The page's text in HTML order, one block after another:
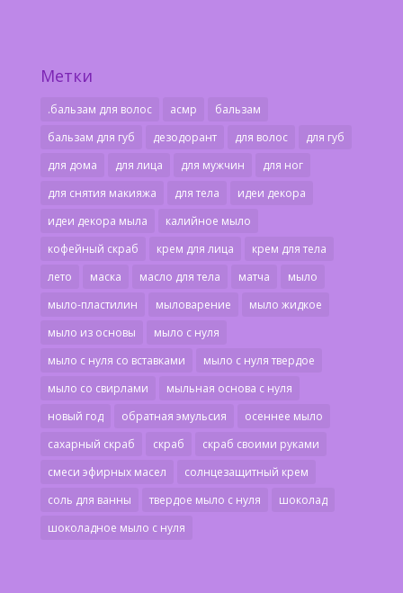
Метки
.бальзам для волос асмр
бальзам
бальзам для губ
дезодорант для волос
для губ
для дома
для лица для мужчин
для ног
для снятия макияжа
для тела
идеи декора
идеи декора мыла
калийное мыло
кофейный скраб
крем для лица
крем для тела
лето
маска масло для тела матча
мыло
мыло-пластилин
мыловарение
мыло жидкое
мыло из основы
мыло с нуля
мыло с нуля со вставками
мыло с нуля твердое
мыло со свирлами
мыльная основа с нуля
новый год
обратная эмульсия
осеннее мыло
сахарный скраб
скраб
скраб своими руками
смеси эфирных масел
солнцезащитный крем
соль для ванны
твердое мыло с нуля
шоколад
шоколадное мыло с нуля